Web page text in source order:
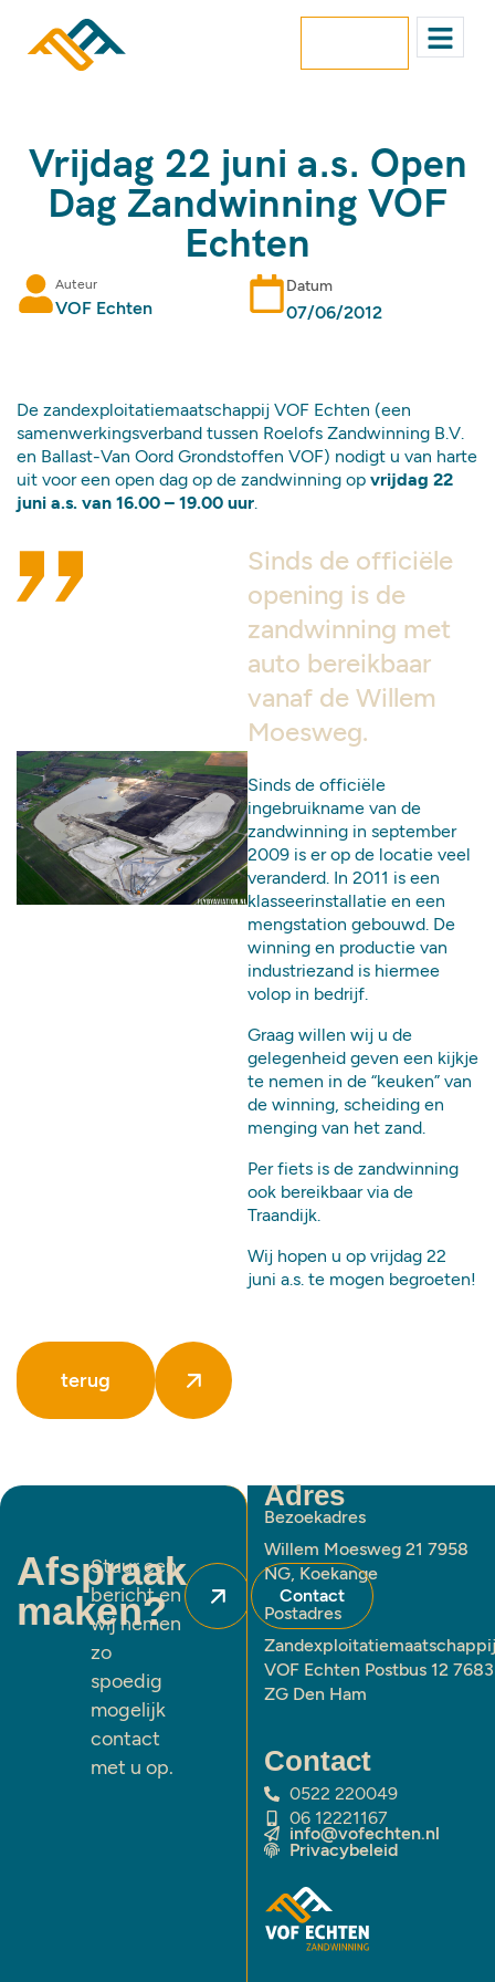
Vrijdag 22 juni a.s. Open
Dag Zandwinning VOF
Echten
Auteur
VOF Echten
Datum
07/06/2012
De zandexploitatiemaatschappij VOF Echten (een
samenwerkingsverband tussen Roelofs Zandwinning B.V.
en Ballast-Van Oord Grondstoffen VOF) nodigt u van harte
uit voor een open dag op de zandwinning op vrijdag 22
juni a.s. van 16.00 – 19.00 uur.
Sinds de officiële
opening is de
zandwinning met
auto bereikbaar
vanaf de Willem
Moesweg.
Sinds de officiële
ingebruikname van de
zandwinning in september
2009 is er op de locatie veel
veranderd. In 2011 is een
klasseerinstallatie en een
mengstation gebouwd. De
winning en productie van
industriezand is hiermee
volop in bedrijf.
Graag willen wij u de
gelegenheid geven een kijkje
te nemen in de “keuken” van
de winning, scheiding en
menging van het zand.
Per fiets is de zandwinning
ook bereikbaar via de
Traandijk.
Wij hopen u op vrijdag 22
juni a.s. te mogen begroeten!
terug
Afspraak
maken?
Stuur een
bericht en
wij nemen
zo
spoedig
mogelijk
contact
met u op.
Contact
Adres
Bezoekadres
Willem Moesweg 21 7958
NG, Koekange
Postadres
VOF Echten Postbus 12 7683
ZG Den Ham
Contact
0522 220049
06 12221167
info@vofechten.nl
Privacybeleid